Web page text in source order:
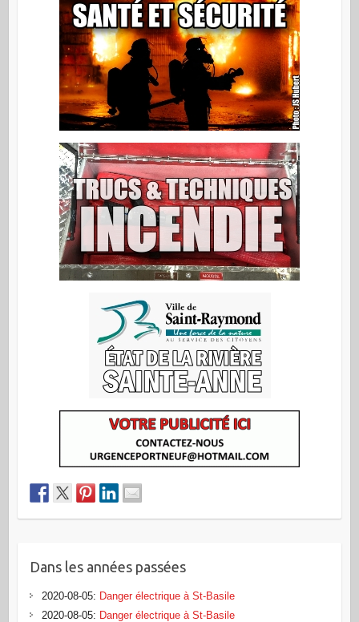
Dans les années passées
2020-08-05: Danger électrique à St-Basile
2020-08-05: Danger électrique à St-Basile